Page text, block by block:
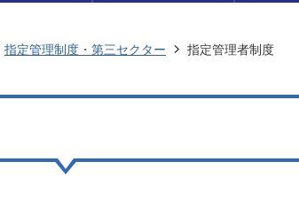
指定管理制度・第三セクター 指定管理者制度